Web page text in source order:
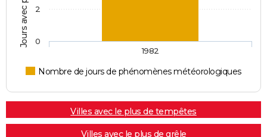
Nombre de jours de phénomènes météorologiques
1982
0
2
Villes avec le plus de tempêtes
Villes avec le plus de grêle